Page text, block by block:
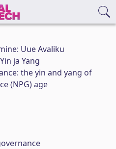
Uue Avaliku
ja Yang
the yin and yang of
(NPG) age